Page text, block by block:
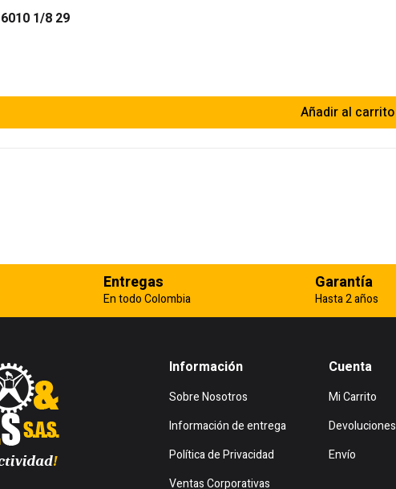
1/8 29
Añadir al carrito
Entregas
En todo Colombia
Garantía
Hasta 2 años
Información
Sobre Nosotros
Información de entrega
Política de Privacidad
Ventas Corporativas
Cuenta
Mi Carrito
Devoluciones
Envío